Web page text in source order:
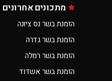
מתכונים אחרונים
הזמנת בשר נס ציונה
הזמנת בשר גדרה
הזמנת בשר רמלה
הזמנת בשר אשדוד